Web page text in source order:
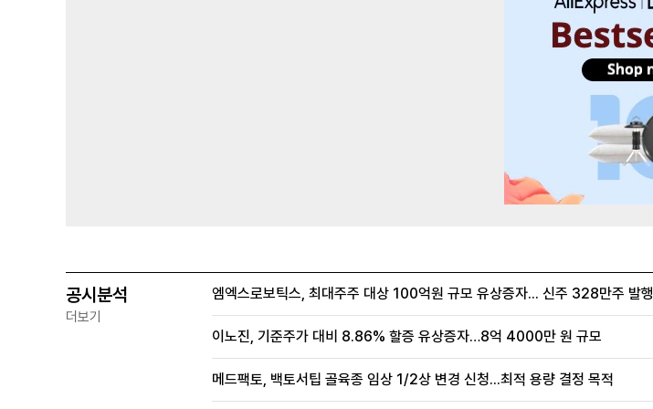
공시분석
더보기
엠엑스로보틱스, 최대주주 대상 100억원 규모 유상증자... 신주 328만주 발행
이노진, 기준주가 대비 8.86% 할증 유상증자…8억 4000만 원 규모
메드팩토, 백토서팁 골육종 임상 1/2상 변경 신청...최적 용량 결정 목적